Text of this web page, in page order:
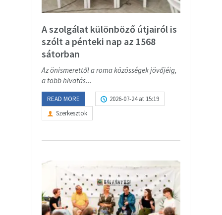
A szolgálat különböző útjairól is
szólt a pénteki nap az 1568
sátorban
Az önismerettől a roma közösségek jövőjéig,
a több hivatás...
READ MORE
2026-07-24 at 15:19
Szerkesztok